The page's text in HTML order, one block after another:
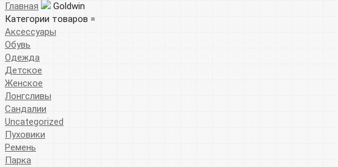
Главная
Goldwin
Категории товаров =
Аксессуары
Обувь
Одежда
Детское
Женское
Лонгсливы
Сандалии
Uncategorized
Пуховики
Ремень
Парка